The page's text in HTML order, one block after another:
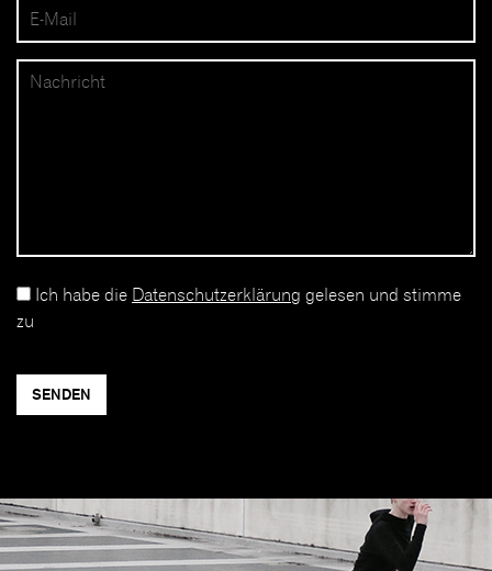
Ich habe die Datenschutzerklärung gelesen und stimme
zu